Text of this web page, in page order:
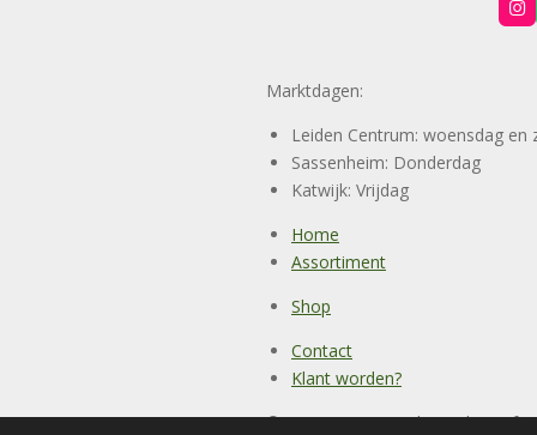
I
n
a
m
Marktdagen:
Leiden Centrum: woensdag en
Sassenheim: Donderdag
Katwijk: Vrijdag
Home
Assortiment
Shop
Contact
Klant worden?
© 2023 - 2026 Vanderreijden.agf